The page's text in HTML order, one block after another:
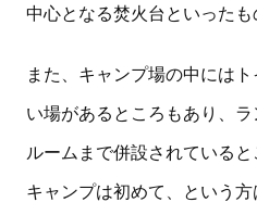
中心となる焚火台といったも
また、キャンプ場の中には
い場があるところもあり、
ルームまで併設されている
キャンプは初めて、という